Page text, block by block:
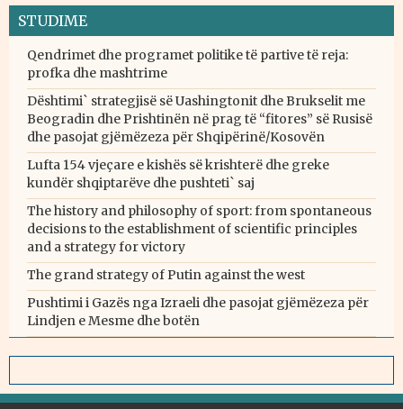
STUDIME
Qendrimet dhe programet politike të partive të reja:
profka dhe mashtrime
Dështimi` strategjisë së Uashingtonit dhe Brukselit me
Beogradin dhe Prishtinën në prag të “fitores” së Rusisë
dhe pasojat gjëmëzeza për Shqipërinë/Kosovën
Lufta 154 vjeçare e kishës së krishterë dhe greke
kundër shqiptarëve dhe pushteti` saj
The history and philosophy of sport: from spontaneous
decisions to the establishment of scientific principles
and a strategy for victory
The grand strategy of Putin against the west
Pushtimi i Gazës nga Izraeli dhe pasojat gjëmëzeza për
Lindjen e Mesme dhe botën